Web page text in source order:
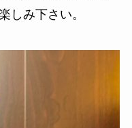
しみ下さい。